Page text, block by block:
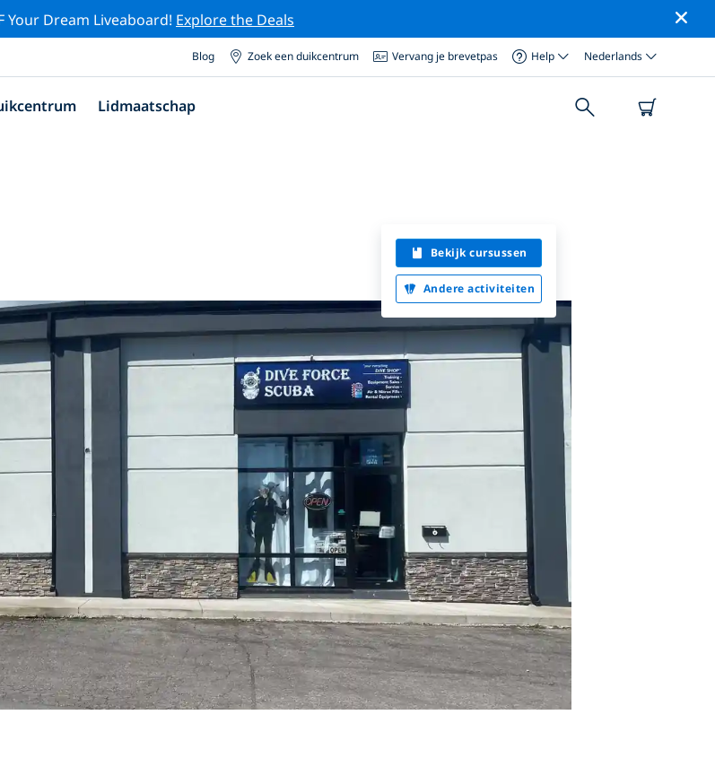
Your Dream Liveaboard! Explore the Deals
Blog Zoek een duikcentrum Vervang je brevetpas Help Nederlands
Lidmaatschap
Bekijk cursussen
Andere activiteiten